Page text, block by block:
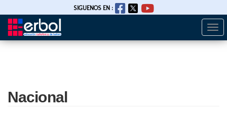
Pasar
SIGUENOS EN :
Nacional